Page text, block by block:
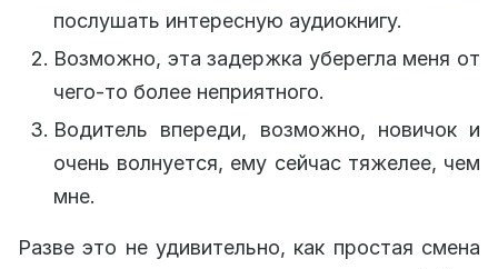
послушать интересную аудиокнигу.
Возможно, эта задержка уберегла меня от
чего-то более неприятного.
Водитель впереди, возможно, новичок и
очень волнуется, ему сейчас тяжелее, чем
мне.
Разве это не удивительно, как простая смена